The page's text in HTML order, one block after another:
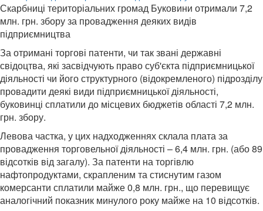
Скарбниці територіальних громад Буковини отримали 7,2
млн. грн. збору за провадження деяких видів
підприємництва
За отримані торгові патенти, чи так звані державні
свідоцтва, які засвідчують право суб'єкта підприємницької
діяльності чи його структурного (відокремленого) підрозділу
провадити деякі види підприємницької діяльності,
буковинці сплатили до місцевих бюджетів області 7,2 млн.
грн. збору.
Левова частка, у цих надходженнях склала плата за
провадження торговельної діяльності – 6,4 млн. грн. (або 89
відсотків від загалу). За патенти на торгівлю
нафтопродуктами, скрапленим та стиснутим газом
комерсанти сплатили майже 0,8 млн. грн., що перевищує
аналогічний показник минулого року майже на 10 відсотків.